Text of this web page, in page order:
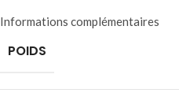
Informations complémentaires
POIDS